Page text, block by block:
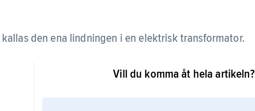
kallas den ena lindningen i en elektrisk transformator.
Vill du komma åt hela artikeln?